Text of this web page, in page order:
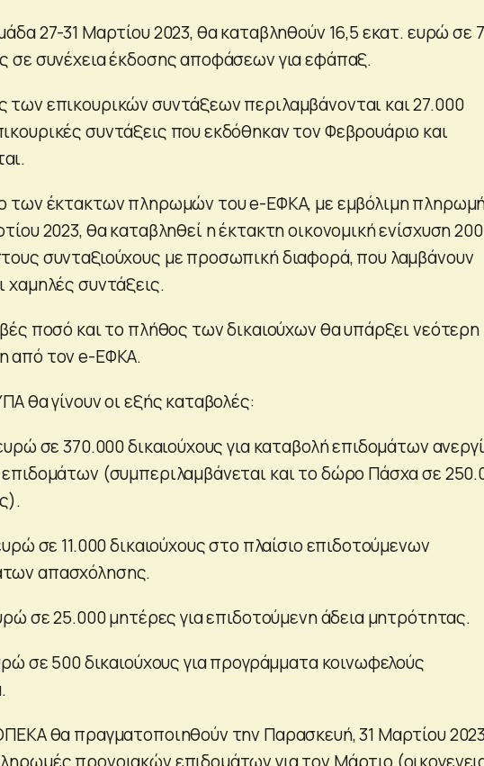
27-31 Μαρτίου 2023, θα καταβληθούν 16,5 εκατ. ευρώ σε
σε συνέχεια έκδοσης αποφάσεων για εφάπαξ.
των επικουρικών συντάξεων περιλαμβάνονται και 27.000
συντάξεις που εκδόθηκαν τον Φεβρουάριο και
των έκτακτων πληρωμών του e-ΕΦΚΑ, με εμβόλιμη
2023, θα καταβληθεί η έκτακτη οικονομική ενίσχυση
συνταξιούχους με προσωπική διαφορά, που λαμβάνουν
χαμηλές συντάξεις.
ποσό και το πλήθος των δικαιούχων θα υπάρξει νεότερη
από τον e-ΕΦΚΑ.
θα γίνουν οι εξής καταβολές:
σε 370.000 δικαιούχους για καταβολή επιδομάτων
επιδομάτων (συμπεριλαμβάνεται και το δώρο Πάσχα σε
σε 11.000 δικαιούχους στο πλαίσιο επιδοτούμενων
απασχόλησης.
σε 25.000 μητέρες για επιδοτούμενη άδεια μητρότητας.
σε 500 δικαιούχους για προγράμματα κοινωφελούς
θα πραγματοποιηθούν την Παρασκευή, 31 Μαρτίου
προνοιακών επιδομάτων για τον Μάρτιο